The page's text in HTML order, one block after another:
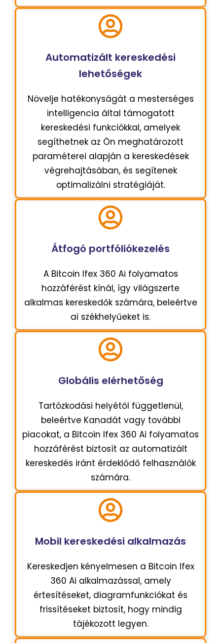
Automatizált kereskedési
lehetőségek
Növelje hatékonyságát a mesterséges
intelligencia által támogatott
kereskedési funkciókkal, amelyek
segíthetnek az Ön meghatározott
paraméterei alapján a kereskedések
végrehajtásában, és segítenek
optimalizálni stratégiáját.
Átfogó portfóliókezelés
A Bitcoin Ifex 360 Ai folyamatos
hozzáférést kínál, így világszerte
alkalmas kereskedők számára, beleértve
ai székhelyűeket is.
Globális elérhetőség
Tartózkodási helyétől függetlenül,
beleértve Kanadát vagy további
piacokat, a Bitcoin Ifex 360 Ai folyamatos
hozzáférést biztosít az automatizált
kereskedés iránt érdeklődő felhasználók
számára.
Mobil kereskedési alkalmazás
Kereskedjen kényelmesen a Bitcoin Ifex
360 Ai alkalmazással, amely
értesítéseket, diagramfunkciókat és
frissítéseket biztosít, hogy mindig
tájékozott legyen.